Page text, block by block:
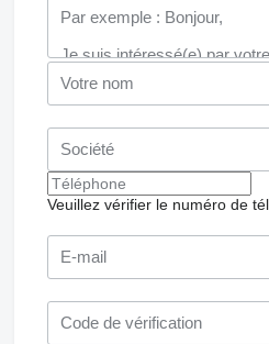
Veuillez vérifier le numéro de